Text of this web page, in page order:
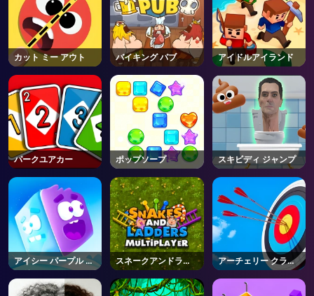
カット ミー アウト バイキング パブ アイドルアイランド
パークユアカー ポップソープ スキビディ ジャンプ
アイシー パープル ヘ
ッド
スネークアンドラダ
ー
アーチェリー クラブ
2